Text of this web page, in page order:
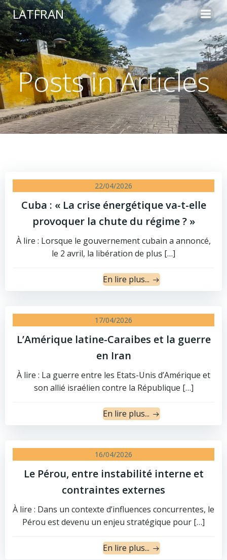
au
contenu
LATFRAN
Posts in Articles
22/04/2026
Cuba : « La crise énergétique va-t-elle
provoquer la chute du régime ? »
À lire : Lorsque le gouvernement cubain a annoncé,
le 2 avril, la libération de plus […]
En lire plus...
17/04/2026
L’Amérique latine-Caraibes et la guerre
en Iran
À lire : La guerre entre les Etats-Unis d’Amérique et
son allié israélien contre la République […]
En lire plus...
16/04/2026
Le Pérou, entre instabilité interne et
contraintes externes
À lire : Dans un contexte d’influences concurrentes, le
Pérou est devenu un enjeu stratégique pour […]
En lire plus...